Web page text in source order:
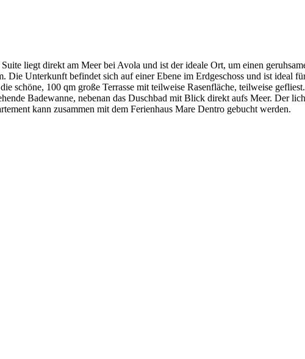
liegt direkt am Meer bei Avola und ist der ideale Ort, um einen
Die Unterkunft befindet sich auf einer Ebene im Erdgeschoss und ist ideal
schöne, 100 qm große Terrasse mit teilweise Rasenfläche, teilweise
Badewanne, nebenan das Duschbad mit Blick direkt aufs Meer. Der
kann zusammen mit dem Ferienhaus Mare Dentro gebucht werden.